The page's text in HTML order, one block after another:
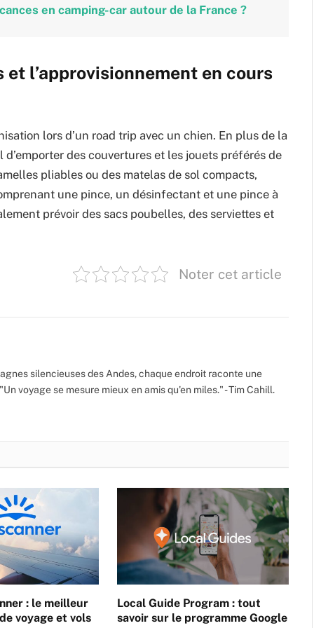
en camping-car autour de la France ?
l’approvisionnement en cours
lors d’un road trip avec un chien. En plus de la
des couvertures et les jouets préférés de
pliables ou des matelas de sol compacts,
une pince, un désinfectant et une pince à
prévoir des sacs poubelles, des serviettes et
Noter cet article
silencieuses des Andes, chaque endroit raconte une
voyage se mesure mieux en amis qu'en miles." - Tim Cahill.
: le meilleur
voyage et vols
Local Guide Program : tout
savoir sur le programme Google